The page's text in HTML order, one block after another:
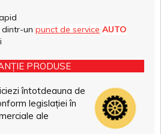
un punct de service AUTO
PRODUSE
întotdeauna de
legislației în
ale